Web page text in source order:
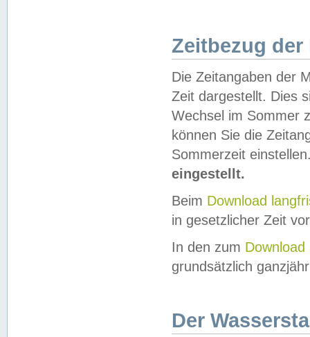
Zeitbezug der
Die Zeitangaben der
Zeit dargestellt. Dies
Wechsel im Sommer
können Sie die
Sommerzeit
eingestellt.
Beim Download
in gesetzlicher Zeit
In den zum Download
grundsätzlich
Der